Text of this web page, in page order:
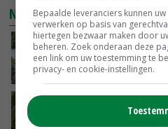
NIEUWSTE VIDEO'S
Oekraïne-vlogger
de ambassade
VANDAAG, 12:00
Limburgse
Bepaalde leveranciers kunnen
verwerken op basis van
hiertegen bezwaar maken door
beheren. Zoek onderaan deze
een link om uw toestemming te
privacy- en cookie-instellingen.